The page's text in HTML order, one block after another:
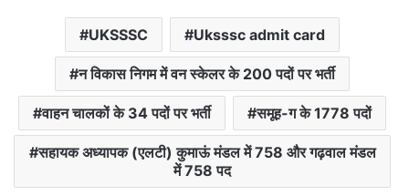
UKSSSC Uksssc admit card
न विकास निगम में वन स्केलर के 200 पदों पर भर्ती
वाहन चालकों के 34 पदों पर भर्ती समूह-ग के 1778 पदों
सहायक अध्यापक (एलटी) कुमाऊं मंडल में 758 और गढ़वाल मंडल
में 758 पद